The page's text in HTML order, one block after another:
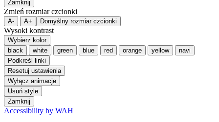
Zamknij
Zmień rozmiar czcionki
A- A+ Domyślny rozmiar czcionki
Wysoki kontrast
Wybierz kolor
black
white green blue red orange yellow
navi
Podkreśl linki
Resetuj ustawienia
Wyłącz animacje
Usuń style
Zamknij
Accessibility by WAH